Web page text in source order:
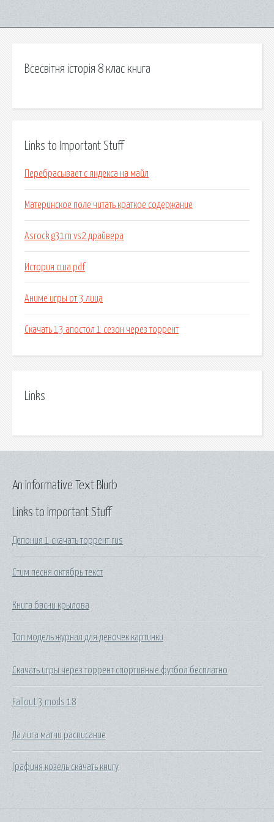
Всесвітня історія 8 клас книга
Links to Important Stuff
Перебрасывает с яндекса на майл
Материнское поле читать краткое содержание
Asrock g31m vs2 драйвера
История сша pdf
Аниме игры от 3 лица
Скачать 13 апостол 1 сезон через торрент
Links
Links to Important Stuff
Депония 1 скачать торрент rus
Стим песня октябрь текст
Книга басни крылова
Топ модель журнал для девочек картинки
Скачать игры через торрент спортивные футбол бесплатно
Fallout 3 mods 18
Ла лига матчи расписание
Графиня козель скачать книгу
An Informative Text Blurb